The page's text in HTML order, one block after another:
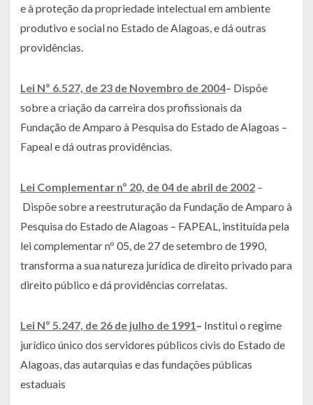
e à proteção da propriedade intelectual em ambiente
produtivo e social no Estado de Alagoas, e dá outras
providências.
Lei Nº 6.527, de 23 de Novembro de 2004– Dispõe
sobre a criação da carreira dos profissionais da
Fundação de Amparo à Pesquisa do Estado de Alagoas –
Fapeal e dá outras providências.
Lei Complementar nº 20, de 04 de abril de 2002 –
Dispõe sobre a reestruturação da Fundação de Amparo à
Pesquisa do Estado de Alagoas – FAPEAL, instituída pela
lei complementar nº 05, de 27 de setembro de 1990,
transforma a sua natureza jurídica de direito privado para
direito público e dá providências correlatas.
Lei Nº 5.247, de 26 de julho de 1991 – Institui o regime
jurídico único dos servidores públicos civis do Estado de
Alagoas, das autarquias e das fundações públicas
estaduais